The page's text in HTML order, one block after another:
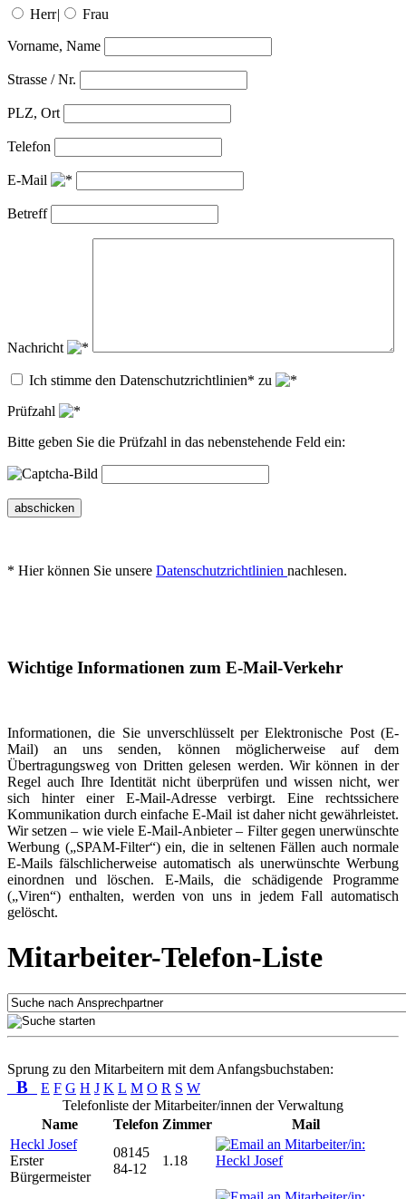
Herr| Frau
Vorname, Name
Strasse / Nr.
PLZ, Ort
Telefon
E-Mail
Betreff
Nachricht
Ich stimme den Datenschutzrichtlinien* zu
Prüfzahl
Bitte geben Sie die Prüfzahl in das nebenstehende Feld ein:
abschicken
* Hier können Sie unsere Datenschutzrichtlinien nachlesen.
Wichtige Informationen zum E-Mail-Verkehr
Informationen, die Sie unverschlüsselt per Elektronische Post (E-
Mail) an uns senden, können möglicherweise auf dem
Übertragungsweg von Dritten gelesen werden. Wir können in der
Regel auch Ihre Identität nicht überprüfen und wissen nicht, wer
sich hinter einer E-Mail-Adresse verbirgt. Eine rechtssichere
Kommunikation durch einfache E-Mail ist daher nicht gewährleistet.
Wir setzen – wie viele E-Mail-Anbieter – Filter gegen unerwünschte
Werbung („SPAM-Filter“) ein, die in seltenen Fällen auch normale
E-Mails fälschlicherweise automatisch als unerwünschte Werbung
einordnen und löschen. E-Mails, die schädigende Programme
(„Viren“) enthalten, werden von uns in jedem Fall automatisch
gelöscht.
Mitarbeiter-Telefon-Liste
Sprung zu den Mitarbeitern mit dem Anfangsbuchstaben:
B E F G H J K L M O R S W
Telefonliste der Mitarbeiter/innen der Verwaltung
Name
Telefon Zimmer
Mail
Heckl Josef
Erster
Bürgermeister
08145
84-12
1.18